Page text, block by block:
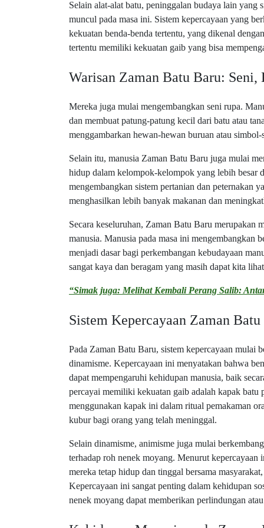
Selain alat-alat batu, peninggalan budaya lain yang
muncul pada masa ini. Sistem kepercayaan yang
kekuatan benda-benda tertentu, yang dikenal
tertentu memiliki kekuatan gaib yang bisa
Warisan Zaman Batu Baru: Seni,
Mereka juga mulai mengembangkan seni rupa.
dan membuat patung-patung kecil dari batu atau
menggambarkan hewan-hewan buruan atau
Selain itu, manusia Zaman Batu Baru juga mulai
hidup dalam kelompok-kelompok yang lebih besar
mengembangkan sistem pertanian dan peternakan
menghasilkan lebih banyak makanan dan
Secara keseluruhan, Zaman Batu Baru merupakan
manusia. Manusia pada masa ini mengembangkan
menjadi dasar bagi perkembangan kebudayaan
sangat kaya dan beragam yang masih dapat kita
“Simak juga: Melihat Kembali Perang Salib:
Sistem Kepercayaan Zaman
Pada Zaman Batu Baru, sistem kepercayaan mulai
dinamisme. Kepercayaan ini menyatakan bahwa
dapat mempengaruhi kehidupan manusia, baik
percayai memiliki kekuatan gaib adalah kapak batu
menggunakan kapak ini dalam ritual pemakaman
kubur bagi orang yang telah meninggal.
Selain dinamisme, animisme juga mulai
terhadap roh nenek moyang. Menurut
mereka tetap hidup dan tinggal bersama
Kepercayaan ini sangat penting dalam kehidupan
nenek moyang dapat memberikan perlindungan